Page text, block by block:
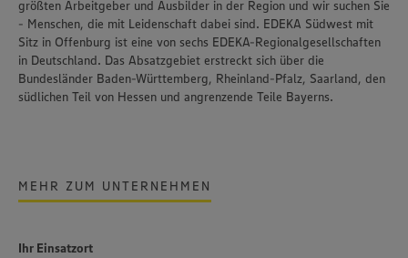
größten Arbeitgeber und Ausbilder in der Region und wir suchen Sie
- Menschen, die mit Leidenschaft dabei sind. EDEKA Südwest mit
Sitz in Offenburg ist eine von sechs EDEKA-Regionalgesellschaften
in Deutschland. Das Absatzgebiet erstreckt sich über die
Bundesländer Baden-Württemberg, Rheinland-Pfalz, Saarland, den
südlichen Teil von Hessen und angrenzende Teile Bayerns.
MEHR ZUM UNTERNEHMEN
Ihr Einsatzort